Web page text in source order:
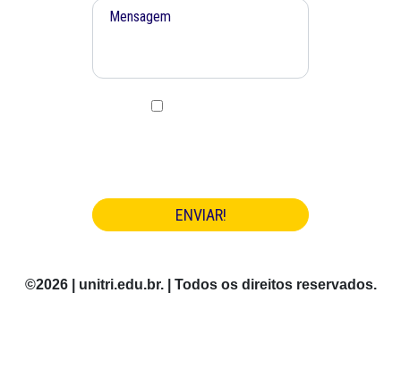
Concordo em receber informações e
ENVIAR!
©2026| unitri.edu.br. | Todos os direitos reservados.